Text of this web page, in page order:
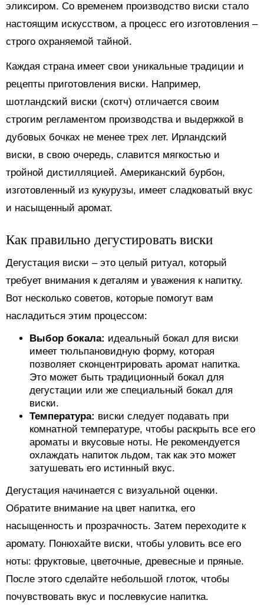
эликсиром. Со временем производство виски стало
настоящим искусством, а процесс его изготовления –
строго охраняемой тайной.
Каждая страна имеет свои уникальные традиции и
рецепты приготовления виски. Например,
шотландский виски (скотч) отличается своим
строгим регламентом производства и выдержкой в
дубовых бочках не менее трех лет. Ирландский
виски, в свою очередь, славится мягкостью и
тройной дистилляцией. Американский бурбон,
изготовленный из кукурузы, имеет сладковатый вкус
и насыщенный аромат.
Как правильно дегустировать виски
Дегустация виски – это целый ритуал, который
требует внимания к деталям и уважения к напитку.
Вот несколько советов, которые помогут вам
насладиться этим процессом:
Выбор бокала: идеальный бокал для виски
имеет тюльпановидную форму, которая
позволяет сконцентрировать аромат напитка.
Это может быть традиционный бокал для
дегустации или же специальный бокал для
виски.
Температура: виски следует подавать при
комнатной температуре, чтобы раскрыть все его
ароматы и вкусовые ноты. Не рекомендуется
охлаждать напиток льдом, так как это может
затушевать его истинный вкус.
Дегустация начинается с визуальной оценки.
Обратите внимание на цвет напитка, его
насыщенность и прозрачность. Затем переходите к
аромату. Понюхайте виски, чтобы уловить все его
ноты: фруктовые, цветочные, древесные и пряные.
После этого сделайте небольшой глоток, чтобы
почувствовать вкус и послевкусие напитка.